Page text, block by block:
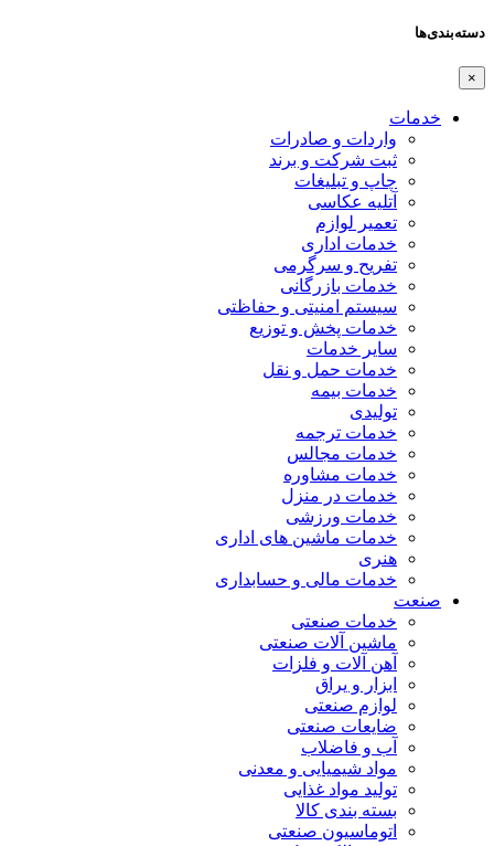
دسته‌بندی‌ها
×
خدمات
واردات و صادرات
ثبت شرکت و برند
چاپ و تبلیغات
آتلیه عکاسی
تعمیر لوازم
خدمات اداری
تفریح و سرگرمی
خدمات بازرگانی
سیستم امنیتی و حفاظتی
خدمات پخش و توزیع
سایر خدمات
خدمات حمل و نقل
خدمات بیمه
تولیدی
خدمات ترجمه
خدمات مجالس
خدمات مشاوره
خدمات در منزل
خدمات ورزشی
خدمات ماشین های اداری
هنری
خدمات مالی و حسابداری
صنعت
خدمات صنعتی
ماشین آلات صنعتی
آهن آلات و فلزات
ابزار و یراق
لوازم صنعتی
ضایعات صنعتی
آب و فاضلاب
مواد شیمیایی و معدنی
تولید مواد غذایی
بسته بندی کالا
اتوماسیون صنعتی